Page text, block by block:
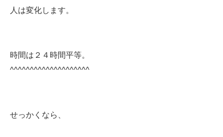
人は変化します。
時間は２４時間平等。
^^^^^^^^^^^^^^^^^^^^
せっかくなら、